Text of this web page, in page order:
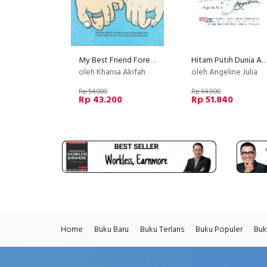
My Best Friend Forever (berdasarkan kisah nyata)
oleh Khansa Akifah
Rp 54.000
Rp 43.200
Hitam Putih Dunia Angel
oleh Angeline Julia
Rp 64.800
Rp 51.840
Home Buku Baru Buku Terlaris Buku Populer